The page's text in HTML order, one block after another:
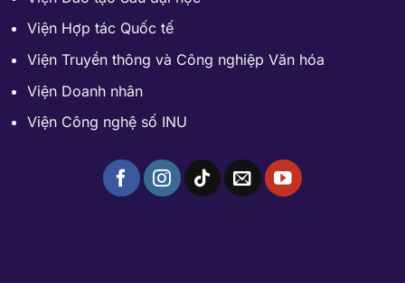
Viện Hợp tác Quốc tế
Viện Truyền thông và Công nghiệp Văn hóa
Viện Doanh nhân
Viện Công nghệ số INU